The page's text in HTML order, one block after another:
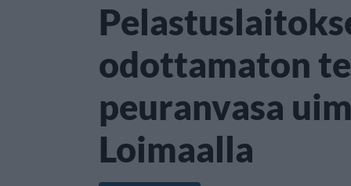
odottamaton
peuranvasa
Loimaalla